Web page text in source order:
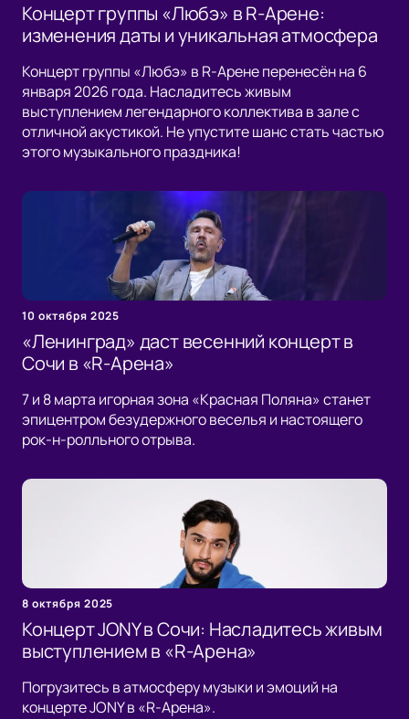
Концерт группы «Любэ» в R-Арене:
изменения даты и уникальная атмосфера
Концерт группы «Любэ» в R-Арене перенесён на 6
января 2026 года. Насладитесь живым
выступлением легендарного коллектива в зале с
отличной акустикой. Не упустите шанс стать частью
этого музыкального праздника!
10 октября 2025
«Ленинград» даст весенний концерт в
Сочи в «R-Арена»
7 и 8 марта игорная зона «Красная Поляна» станет
эпицентром безудержного веселья и настоящего
рок-н-ролльного отрыва.
8 октября 2025
Концерт JONY в Сочи: Насладитесь живым
выступлением в «R-Арена»
Погрузитесь в атмосферу музыки и эмоций на
концерте JONY в «R-Арена».